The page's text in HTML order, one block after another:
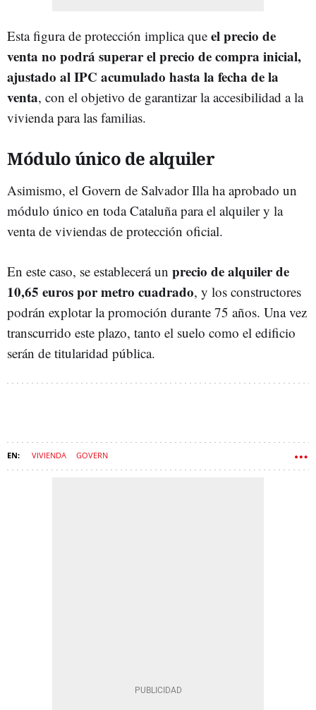
Esta figura de protección implica que el precio de
venta no podrá superar el precio de compra inicial,
ajustado al IPC acumulado hasta la fecha de la
venta, con el objetivo de garantizar la accesibilidad a la
vivienda para las familias.
Módulo único de alquiler
Asimismo, el Govern de Salvador Illa ha aprobado un
módulo único en toda Cataluña para el alquiler y la
venta de viviendas de protección oficial.
En este caso, se establecerá un precio de alquiler de
10,65 euros por metro cuadrado, y los constructores
podrán explotar la promoción durante 75 años. Una vez
transcurrido este plazo, tanto el suelo como el edificio
serán de titularidad pública.
VIVIENDA GOVERN